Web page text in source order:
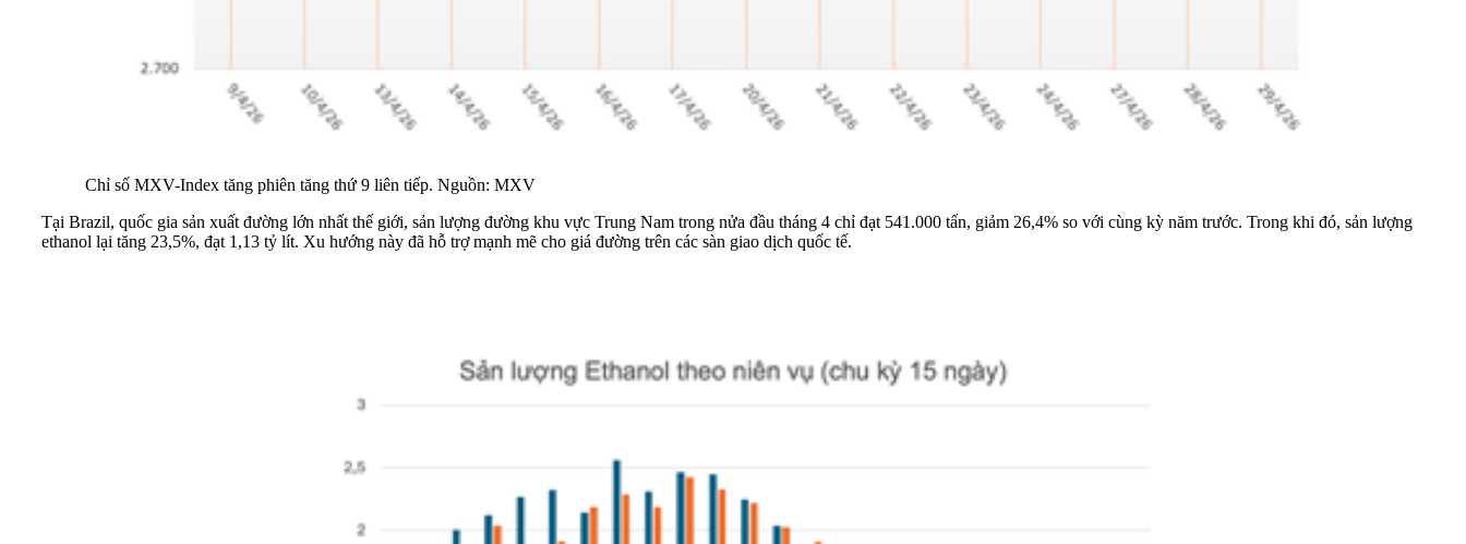
Chỉ số MXV-Index tăng phiên tăng thứ 9 liên tiếp. Nguồn: MXV
Tại Brazil, quốc gia sản xuất đường lớn nhất thế giới, sản lượng đường khu vực Trung Nam trong nửa đầu tháng 4 chỉ đạt 541.000 tấn, giảm 26,4% so với cùng kỳ năm trước. Trong khi đó, sản lượng
ethanol lại tăng 23,5%, đạt 1,13 tỷ lít. Xu hướng này đã hỗ trợ mạnh mẽ cho giá đường trên các sàn giao dịch quốc tế.